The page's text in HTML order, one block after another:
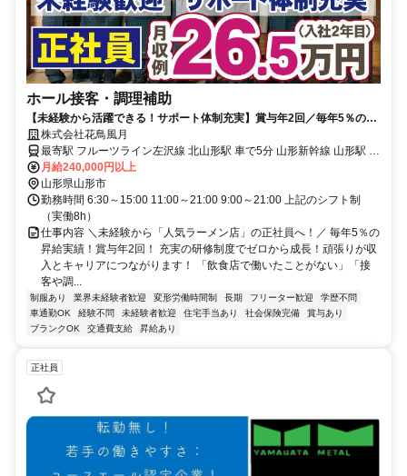
ホール接客・調理補助
【未経験から活躍できる！サポート体制充実】賞与年2回／毎年5％の昇
給実績／土日休みも取得可能
株式会社花鳥風月
最寄駅 フルーツライン左沢線 北山形駅 車で5分 山形新幹線 山形駅 車
で10分
月給240,000円以上
山形県山形市
勤務時間 6:30～15:00 11:00～21:00 9:00～21:00 上記のシフト制
（実働8h）
仕事内容 ＼未経験から「人気ラーメン店」の正社員へ！／ 毎年5％の
昇給実績！賞与年2回！ 充実の研修制度でゼロから成長！頑張りが収
入とキャリアにつながります！ 「飲食店で働いたことがない」「接
客や調...
制服あり 業界未経験者歓迎 変形労働時間制 長期 フリーター歓迎
学歴不問
車通勤OK
経験不問 未経験者歓迎 住宅手当あり 社会保険完備
賞与あり
ブランクOK
交通費支給 昇給あり
正社員